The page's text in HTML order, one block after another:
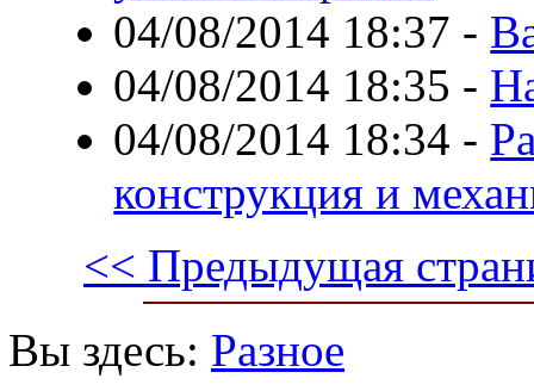
04/08/2014 18:37 -
04/08/2014 18:35 -
04/08/2014 18:34 -
конструкция и
<< Предыдущая
Вы здесь: Разное